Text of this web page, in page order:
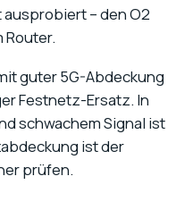
– den O2
Router.
guter 5G-Abdeckung
Festnetz-Ersatz. In
schwachem Signal ist
ist der
prüfen.